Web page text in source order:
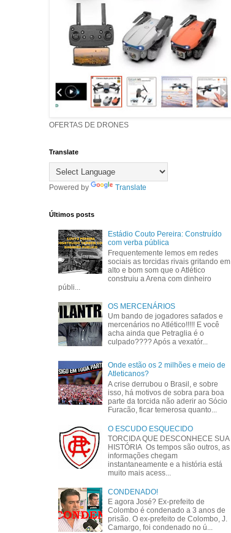
OFERTAS DE DRONES
Translate
Powered by Translate
Últimos posts
Estádio Couto Pereira: Construído
com verba pública
Frequentemente lemos em redes
sociais as torcidas rivais gritando em
alto e bom som que o Atlético
construiu a Arena com dinheiro
públi...
OS MERCENÁRIOS
Um bando de jogadores safados e
mercenários no Atlético!!!!! E você
acha ainda que Petraglia é o
culpado???? Após a vexatór...
Onde estão os 2 milhões e meio de
Atleticanos?
A crise derrubou o Brasil, e sobre
isso, há motivos de sobra para boa
parte da torcida não aderir ao Sócio
Furacão, ficar temerosa quanto...
O ESCUDO ESQUECIDO
TORCIDA QUE DESCONHECE SUA
HISTÓRIA Os tempos são outros, as
informações chegam
instantaneamente e a história está
muito mais acess...
CONDENADO!
E agora José? Ex-prefeito de
Colombo é condenado a 3 anos de
prisão. O ex-prefeito de Colombo, J.
Camargo, foi condenado no ú...